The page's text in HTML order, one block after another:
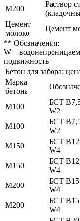
М200
Раствор
Цемент
молоко
Цемент
** Обозначения:
W –
подвижность
Бетон для забора:
Марка
бетона
М100
БСТ
W2
М100
БСТ
W2
М150
БСТ
W4
М150
БСТ
W4
М200
БСТ В15
W4
М200
БСТ В15
W4